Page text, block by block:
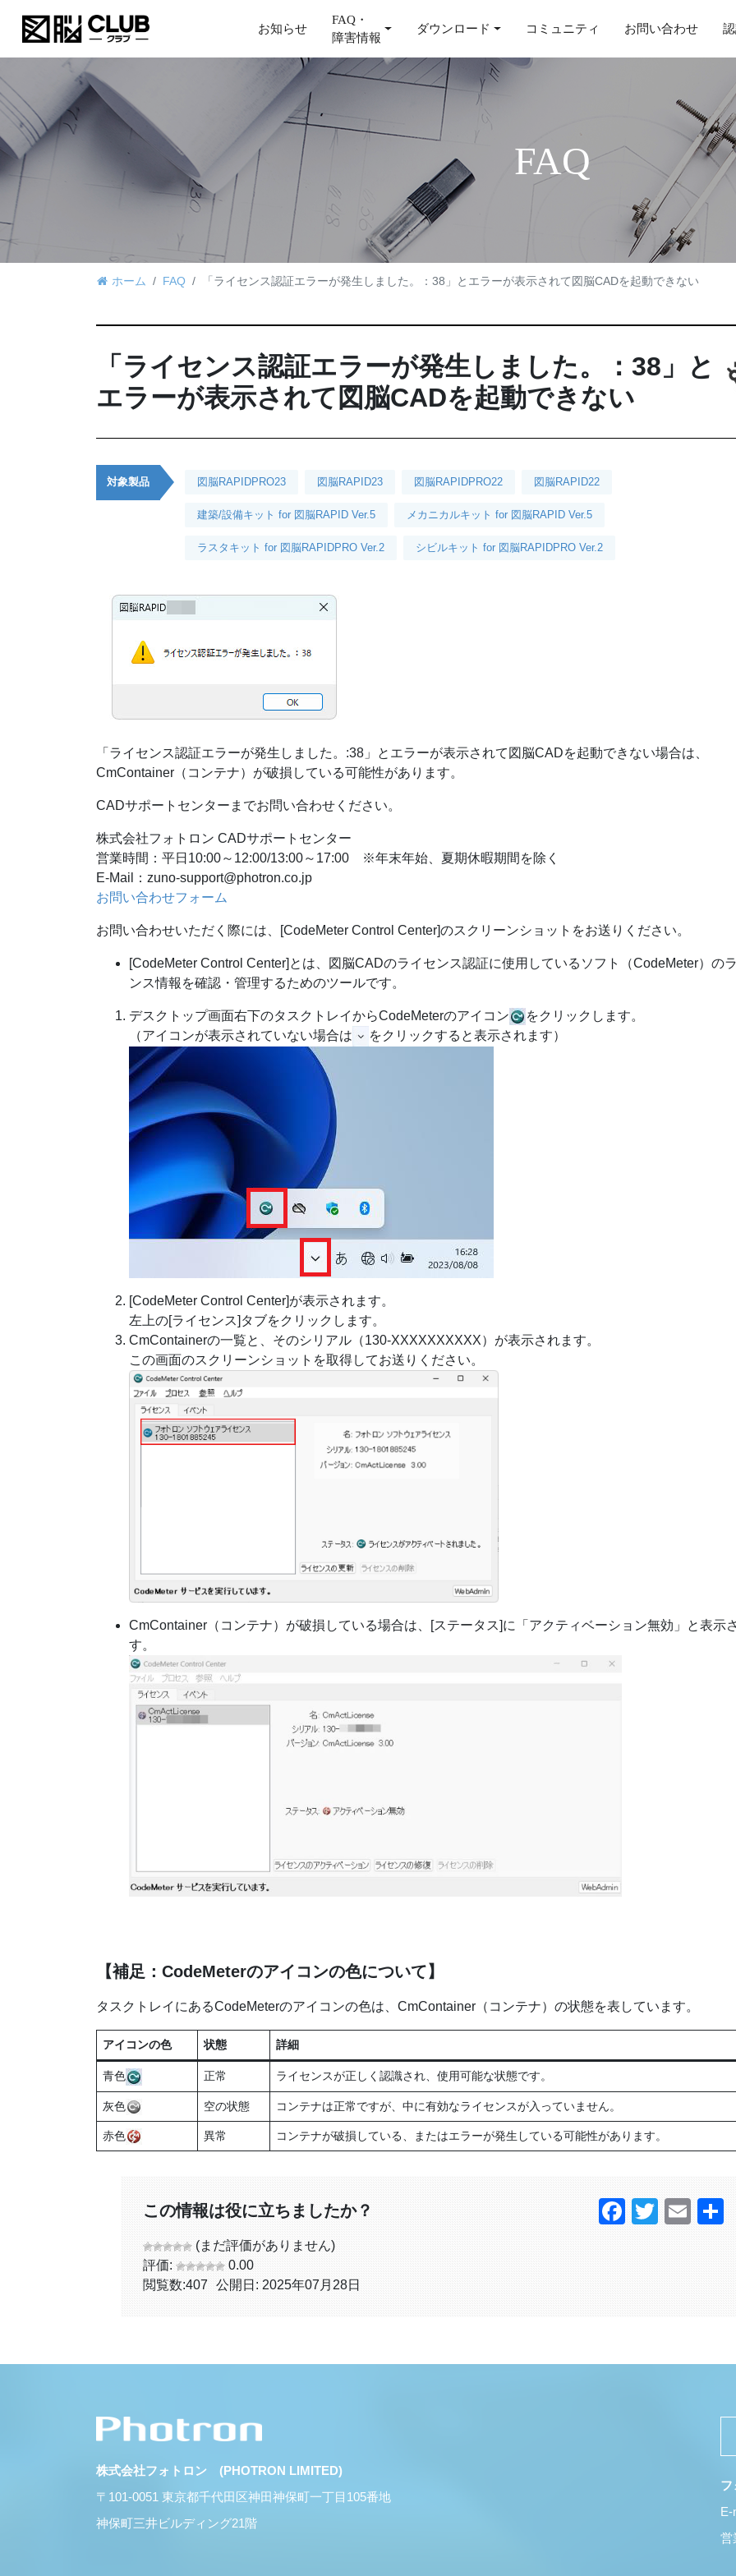
お知らせ
FAQ・
障害情報
ダウンロード コミュニティ お問い合わせ
FAQ
ホーム FAQ 「ライセンス認証エラーが発生しました。：38」とエラーが表示されて図脳CADを起動できない
「ライセンス認証エラーが発生しました。：38」と
エラーが表示されて図脳CADを起動できない
対象製品 図脳RAPIDPRO23 図脳RAPID23 図脳RAPIDPRO22 図脳RAPID22
建築/設備キット for 図脳RAPID Ver.5 メカニカルキット for 図脳RAPID Ver.5
ラスタキット for 図脳RAPIDPRO Ver.2 シビルキット for 図脳RAPIDPRO Ver.2
「ライセンス認証エラーが発生しました。:38」とエラーが表示されて図脳CADを起動できない場合は、
CmContainer（コンテナ）が破損している可能性があります。
CADサポートセンターまでお問い合わせください。
株式会社フォトロン CADサポートセンター
営業時間：平日10:00～12:00/13:00～17:00 ※年末年始、夏期休暇期間を除く
E-Mail：zuno-support@photron.co.jp
お問い合わせフォーム
お問い合わせいただく際には、[CodeMeter Control Center]のスクリーンショットをお送りください。
[CodeMeter Control Center]とは、図脳CADのライセンス認証に使用しているソフト（CodeMeter）の
ンス情報を確認・管理するためのツールです。
デスクトップ画面右下のタスクトレイからCodeMeterのアイコン
をクリックします。
（アイコンが表示されていない場合は
をクリックすると表示されます）
[CodeMeter Control Center]が表示されます。
左上の[ライセンス]タブをクリックします。
CmContainerの一覧と、そのシリアル（130-XXXXXXXXXX）が表示されます。
この画面のスクリーンショットを取得してお送りください。
CmContainer（コンテナ）が破損している場合は、[ステータス]に「アクティベーション無効」と表示
す。
【補足：CodeMeterのアイコンの色について】
タスクトレイにあるCodeMeterのアイコンの色は、CmContainer（コンテナ）の状態を表しています。
アイコンの色 状態 詳細
青色 正常 ライセンスが正しく認識され、使用可能な状態です。
灰色 空の状態 コンテナは正常ですが、中に有効なライセンスが入っていません。
赤色 異常 コンテナが破損している、またはエラーが発生している可能性があります。
この情報は役に立ちましたか？
(まだ評価がありません)
評価:
0.00
閲覧数:407 公開日: 2025年07月28日
Twitter
株式会社フォトロン (PHOTRON LIMITED)
〒101-0051 東京都千代田区神田神保町一丁目105番地
神保町三井ビルディング21階
フ
E-
営